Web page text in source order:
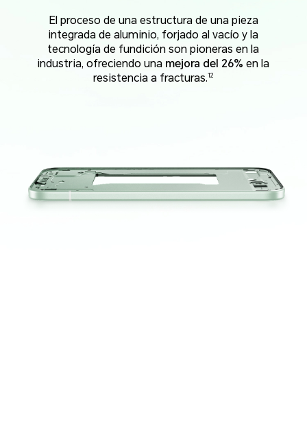
El proceso de una estructura de una pieza
integrada de aluminio, forjado al vacío y la
tecnología de fundición son pioneras en la
industria, ofreciendo una mejora del 26%en la
resistencia a fracturas.12